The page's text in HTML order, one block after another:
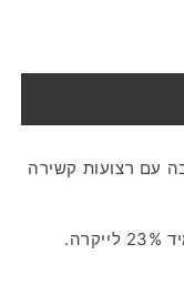
עם רצועות קשירה